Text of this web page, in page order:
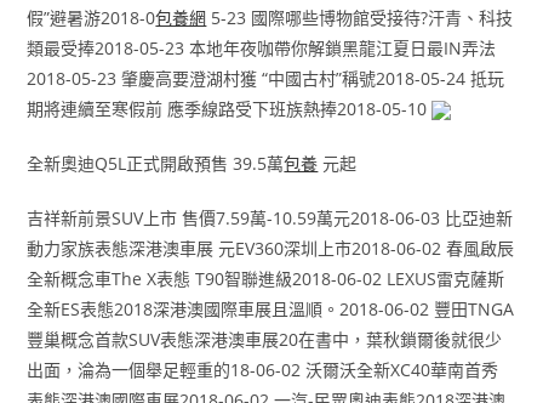
假”避暑游2018-0包養網 5-23 國際哪些博物館受接待?汗青、科技
類最受捧2018-05-23 本地年夜咖帶你解鎖黑龍江夏日最IN弄法
2018-05-23 肇慶高要澄湖村獲 “中國古村”稱號2018-05-24 抵玩
期將連續至寒假前 應季線路受下班族熱捧2018-05-10
​全新奧迪Q5L正式開啟預售 39.5萬包養 元起
吉祥新前景SUV上市 售價7.59萬-10.59萬元2018-06-03 ​比亞迪新
動力家族表態深港澳車展 元EV360深圳上市2018-06-02 ​春風啟辰
全新概念車The X表態 T90智聯進級2018-06-02 LEXUS雷克薩斯
全新ES表態2018深港澳國際車展且溫順。2018-06-02 豐田TNGA
豐巢概念首款SUV表態深港澳車展20在書中，葉秋鎖爾後就很少
出面，淪為一個舉足輕重的18-06-02 ​沃爾沃全新XC40華南首秀